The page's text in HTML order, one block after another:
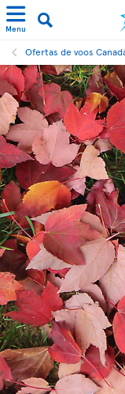
Menu
Ofertas de voos